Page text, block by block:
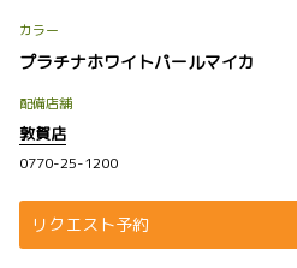
カラー
プラチナホワイトパールマイカ
配備店舗
敦賀店
0770-25-1200
リクエスト予約